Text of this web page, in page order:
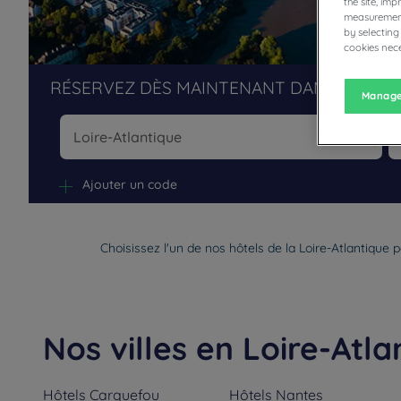
RÉSERVEZ DÈS MAINTENANT DANS NOS
Ajouter un code
Choisissez l'un de nos hôtels de la Loire-
Nos villes en Loire-
Hôtels Carquefou Hôtels Nantes
by
cookies